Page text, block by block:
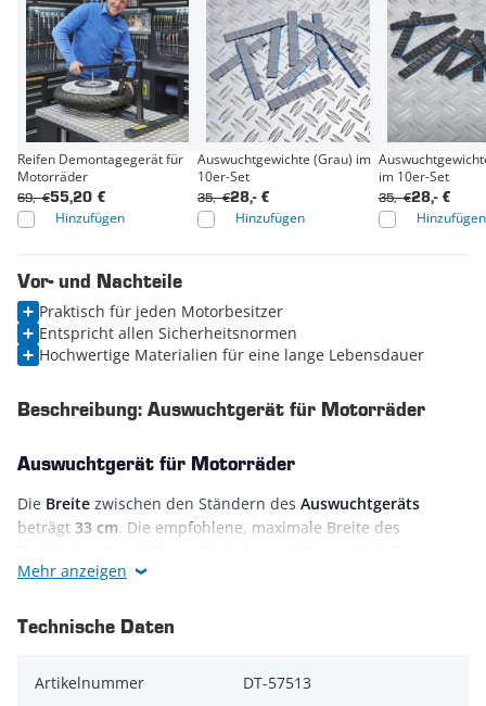
Reifen Demontagegerät für
Motorräder
55,20 €
69,- €
Hinzufügen
Auswuchtgewichte (Grau) im
10er-Set
28,- €
35,- €
Hinzufügen
im 10er-Set
28,- €
35,- €
Hinzufügen
Vor- und Nachteile
Praktisch für jeden Motorbesitzer
Entspricht allen Sicherheitsnormen
Hochwertige Materialien für eine lange Lebensdauer
Beschreibung: Auswuchtgerät für Motorräder
Auswuchtgerät für Motorräder
Die Breite zwischen den Ständern des Auswuchtgeräts
beträgt 33 cm. Die empfohlene, maximale Breite des
Auswuchtgerät wird ohne
Reifen auswuchten:
platziert. Dank der
4 verstellbaren Füßekönnen Sie die
Mehr anzeigen
Technische Daten
Artikelnummer DT-57513